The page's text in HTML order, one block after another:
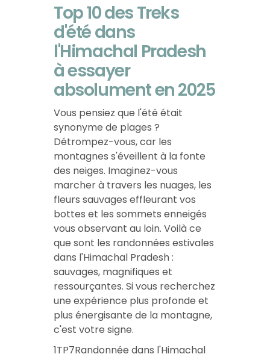
Top 10 des Treks
d'été dans
l'Himachal Pradesh
à essayer
absolument en 2025
Vous pensiez que l'été était
synonyme de plages ?
Détrompez-vous, car les
montagnes s'éveillent à la fonte
des neiges. Imaginez-vous
marcher à travers les nuages, les
fleurs sauvages effleurant vos
bottes et les sommets enneigés
vous observant au loin. Voilà ce
que sont les randonnées estivales
dans l'Himachal Pradesh :
sauvages, magnifiques et
ressourçantes. Si vous recherchez
une expérience plus profonde et
plus énergisante de la montagne,
c'est votre signe.
1TP7Randonnée dans l'Himachal